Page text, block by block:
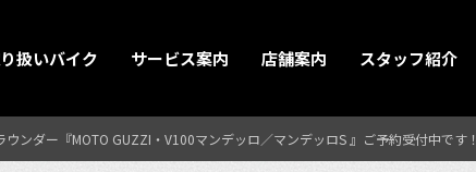
扱いバイク サービス案内 店舗案内 スタッフ紹介
ンダー『MOTO GUZZI・V100マンデッロ／マンデッロS 』ご予約受付中です！